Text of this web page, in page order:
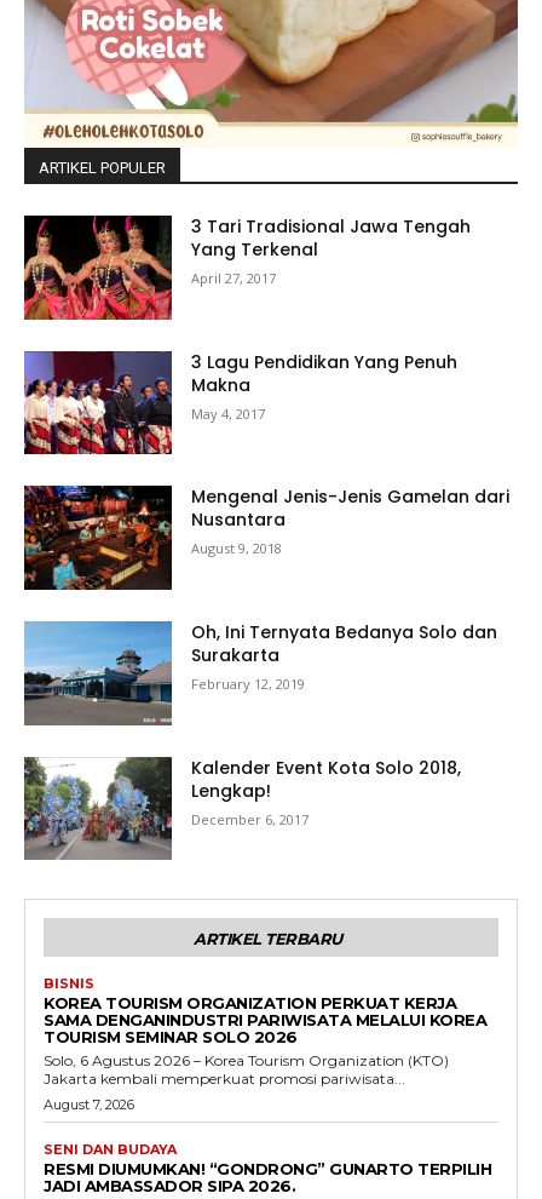
ARTIKEL POPULER
3 Tari Tradisional Jawa Tengah
Yang Terkenal
April 27, 2017
3 Lagu Pendidikan Yang Penuh
Makna
May 4, 2017
Mengenal Jenis-Jenis Gamelan dari
Nusantara
August 9, 2018
Oh, Ini Ternyata Bedanya Solo dan
Surakarta
February 12, 2019
Kalender Event Kota Solo 2018,
Lengkap!
December 6, 2017
ARTIKEL TERBARU
BISNIS
KOREA TOURISM ORGANIZATION PERKUAT KERJA
SAMA DENGANINDUSTRI PARIWISATA MELALUI KOREA
TOURISM SEMINAR SOLO 2026
Solo, 6 Agustus 2026 – Korea Tourism Organization (KTO)
Jakarta kembali memperkuat promosi pariwisata...
August 7, 2026
SENI DAN BUDAYA
RESMI DIUMUMKAN! “GONDRONG” GUNARTO TERPILIH
JADI AMBASSADOR SIPA 2026.